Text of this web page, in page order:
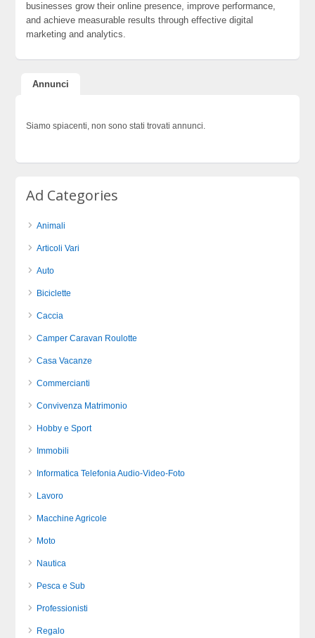
businesses grow their online presence, improve performance,
and achieve measurable results through effective digital
marketing and analytics.
Annunci
Siamo spiacenti, non sono stati trovati annunci.
Ad Categories
Animali
Articoli Vari
Auto
Biciclette
Caccia
Camper Caravan Roulotte
Casa Vacanze
Commercianti
Convivenza Matrimonio
Hobby e Sport
Immobili
Informatica Telefonia Audio-Video-Foto
Lavoro
Macchine Agricole
Moto
Nautica
Pesca e Sub
Professionisti
Regalo